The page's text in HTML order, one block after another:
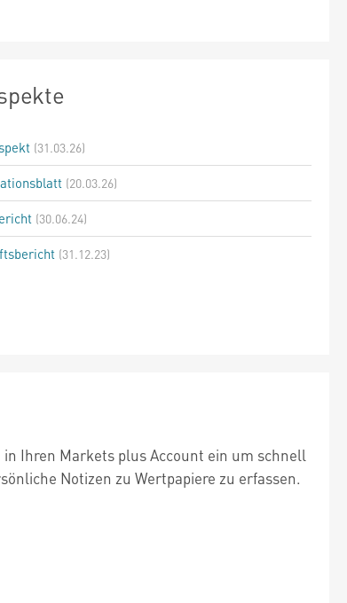
(31.03.26)
(20.03.26)
(30.06.24)
(31.12.23)
in Ihren Markets plus Account ein um schnell
Notizen zu Wertpapiere zu erfassen.